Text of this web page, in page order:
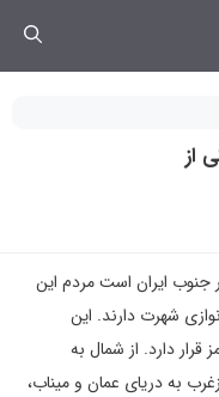
از
جنوب ایران است مردم این
شهرت دارند. این
دارد. از شمال به
به دریای عمان و میناب،